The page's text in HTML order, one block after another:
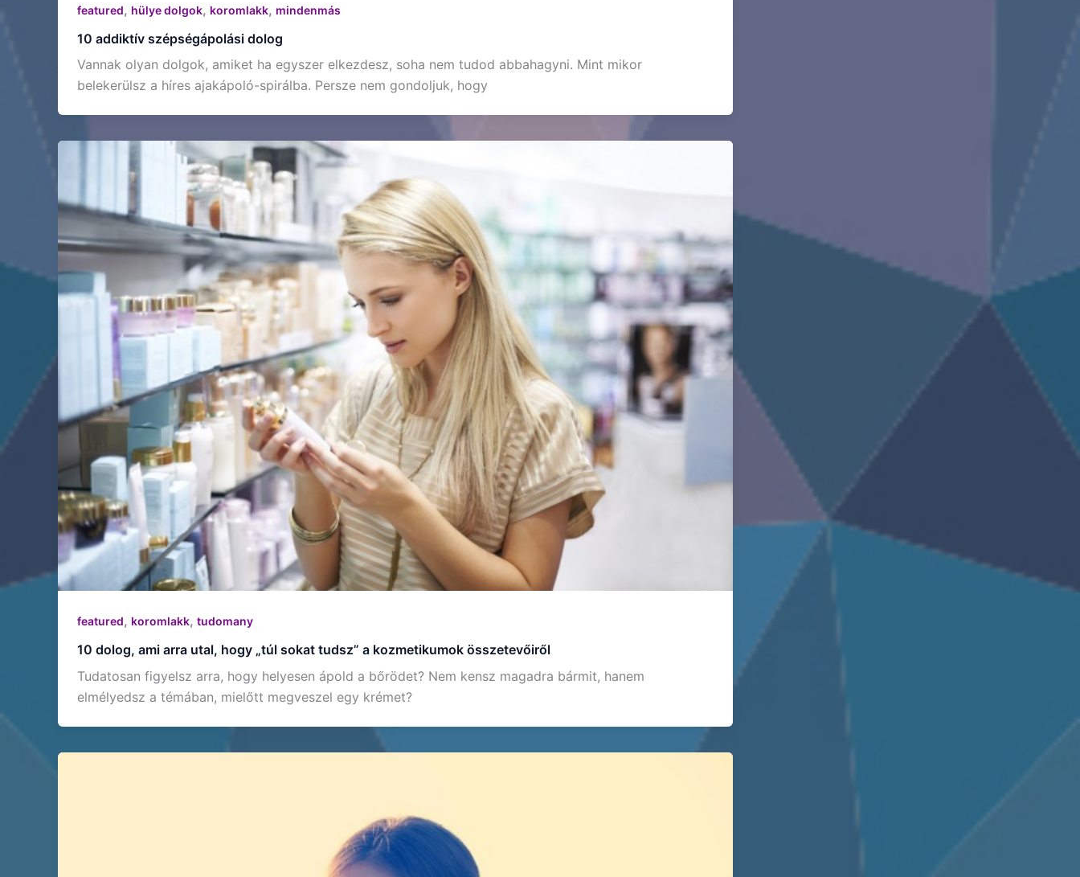
featured, hülye dolgok, koromlakk, mindenmás
10 addiktív szépségápolási dolog
Vannak olyan dolgok, amiket ha egyszer elkezdesz, soha nem tudod abbahagyni. Mint mikor
belekerülsz a híres ajakápoló-spirálba. Persze nem gondoljuk, hogy
featured, koromlakk, tudomany
10 dolog, ami arra utal, hogy „túl sokat tudsz” a kozmetikumok összetevőiről
Tudatosan figyelsz arra, hogy helyesen ápold a bőrödet? Nem kensz magadra bármit, hanem
elmélyedsz a témában, mielőtt megveszel egy krémet?